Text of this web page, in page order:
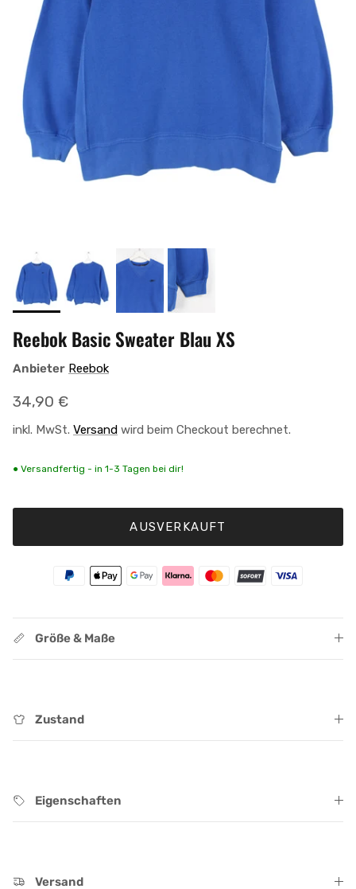
Reebok Basic Sweater Blau XS
Anbieter Reebok
Normaler Preis
34,90 €
inkl. MwSt. Versand wird beim Checkout berechnet.
● Versandfertig - in 1-3 Tagen bei dir!
AUSVERKAUFT
Größe & Maße
Zustand
Eigenschaften
Versand